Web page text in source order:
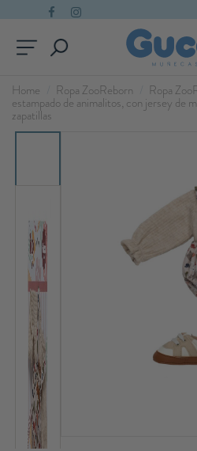
Home Ropa ZooReborn Ropa
estampado de animalitos, con jersey de
zapatillas